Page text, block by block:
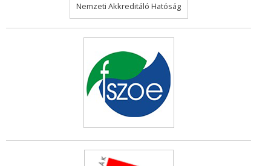
Nemzeti Akkreditáló Hatóság